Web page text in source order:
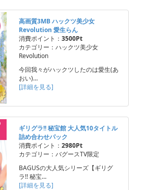
高画質3MB ハックツ美少女
Revolution 愛生らん
消費ポイント： 3500Pt
カテゴリー：ハックツ美少女
Revolution
今回我々がハックツしたのは愛生(あ
おい)…
[詳細を見る]
ギリグラ!! 秘宝館 大人気10タイトル
詰め合わせパック
消費ポイント： 2980Pt
カテゴリー：バグースTV限定
BAGUSの大人気シリーズ【ギリグ
ラ!! 秘宝…
[詳細を見る]